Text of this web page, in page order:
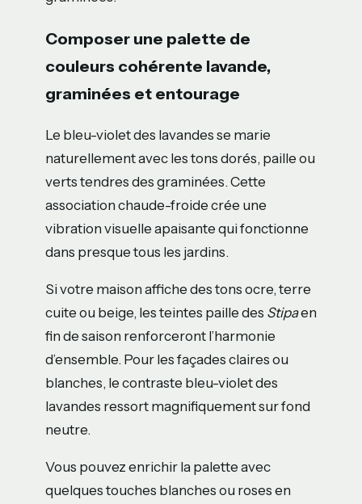
Composer une palette de
couleurs cohérente lavande,
graminées et entourage
Le bleu-violet des lavandes se marie
naturellement avec les tons dorés, paille ou
verts tendres des graminées. Cette
association chaude-froide crée une
vibration visuelle apaisante qui fonctionne
dans presque tous les jardins.
Si votre maison affiche des tons ocre, terre
cuite ou beige, les teintes paille des Stipaen
fin de saison renforceront l’harmonie
d’ensemble. Pour les façades claires ou
blanches, le contraste bleu-violet des
lavandes ressort magnifiquement sur fond
neutre.
Vous pouvez enrichir la palette avec
quelques touches blanches ou roses en